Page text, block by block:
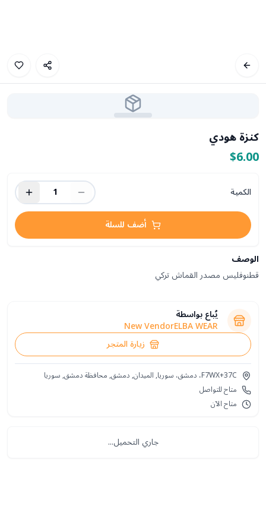
كنزة هودي
$6.00
الكمية
1
أضف للسلة
الوصف
قطنوفليس مصدر القماش تركي
يُباع بواسطة
New VendorELBA WEAR
زيارة المتجر
F7WX+37C، دمشق، سوريا, الميدان, دمشق, محافظة دمشق‎, سوريا
متاح للتواصل
متاح الآن
جاري التحميل...